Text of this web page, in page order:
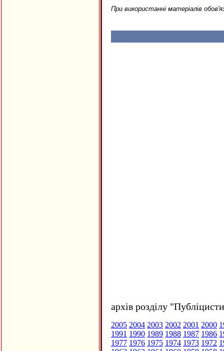
При використанні матеріалів
архів розділу
2005 2004 2003 2002 2001 2000
1991 1990 1989 1988 1987 1986
1977 1976 1975 1974 1973 1972